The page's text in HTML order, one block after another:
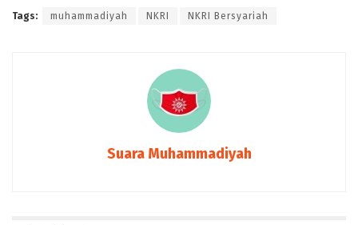
Tags: muhammadiyah NKRI NKRI Bersyariah
Suara Muhammadiyah